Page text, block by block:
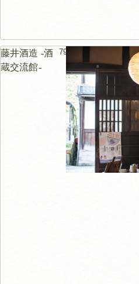
藤井酒造 -酒
蔵交流館-
79m